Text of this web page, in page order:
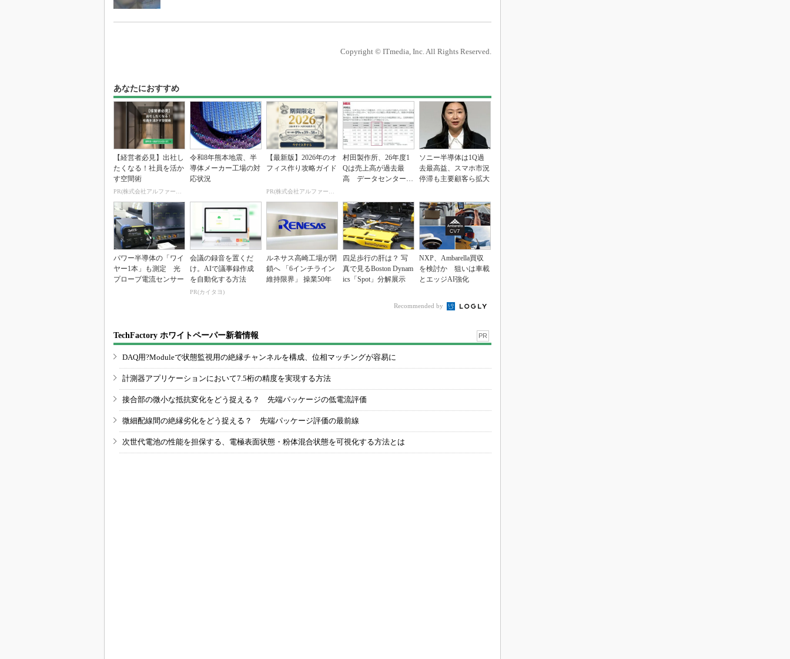
Copyright © ITmedia, Inc. All Rights Reserved.
あなたにおすすめ
【経営者必見】出社し
たくなる！社員を活か
す空間術
PR(株式会社アルファーテクノ)
令和8年熊本地震、半
導体メーカー工場の対
応状況
【最新版】2026年のオ
フィス作り攻略ガイド
PR(株式会社アルファーテクノ)
村田製作所、26年度1
Qは売上高が過去最
高 データセンター関
ソニー半導体は1Q過
去最高益、スマホ市況
停滞も主要顧客ら拡大
パワー半導体の「ワイ
ヤー1本」も測定 光
プローブ電流センサー
会議の録音を置くだ
け。AIで議事録作成
を自動化する方法
PR(カイタヨ)
ルネサス高崎工場が閉
鎖へ 「6インチライン
維持限界」 操業50年
四足歩行の肝は？ 写
真で見るBoston Dynam
ics「Spot」分解展示
NXP、Ambarella買収
を検討か 狙いは車載
とエッジAI強化
Recommended by
TechFactory ホワイトペーパー新着情報 PR
DAQ用?Moduleで状態監視用の絶縁チャンネルを構成、位相マッチングが容易に
計測器アプリケーションにおいて7.5桁の精度を実現する方法
接合部の微小な抵抗変化をどう捉える？ 先端パッケージの低電流評価
微細配線間の絶縁劣化をどう捉える？ 先端パッケージ評価の最前線
次世代電池の性能を担保する、電極表面状態・粉体混合状態を可視化する方法とは